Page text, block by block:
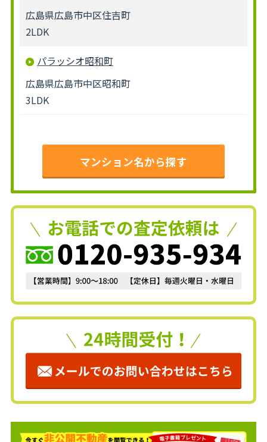
広島県広島市中区住吉町
2LDK
パラッシオ昭和町
広島県広島市中区昭和町
3LDK
マンション名から探す